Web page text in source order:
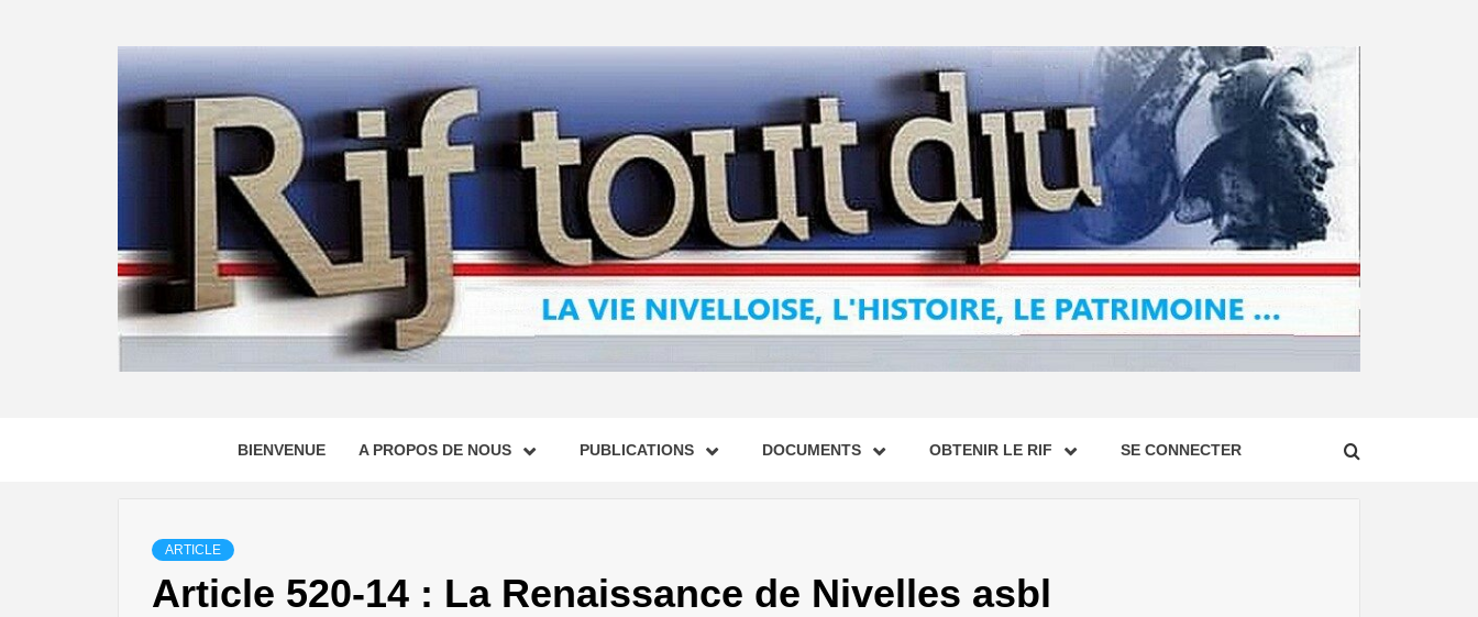
BIENVENUE A PROPOS DE NOUS PUBLICATIONS DOCUMENTS OBTENIR LE RIF SE CONNECTER
ARTICLE
Article 520-14 : La Renaissance de Nivelles asbl